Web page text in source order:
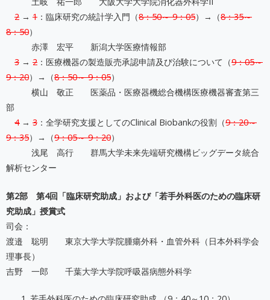
2 → 1 ：臨床研究の統計学入門（8：50～ 9：05）→（8：35～
8：50）
赤澤 宏平 新潟大学医療情報部
3 → 2 ：医療機器の製造販売承認申請及び治験について（9：05～
9：20）→（8：50～ 9：05）
横山 敬正 医薬品・医療器機総合機構医療機器審査第三
部
4→ 3 ：全学研究支援としてのClinical Biobankの役割（9：20～
9：35）→（9：05～ 9：20）
浅尾 高行 群馬大学未来先端研究機構ビッグデータ統合
解析センター
第2部 第4回「臨床研究助成」および「若手外科医のための臨床研
究助成」授賞式
司会：
渡邉 聡明 東京大学大学院腫瘍外科・血管外科（日本外科学会
理事長）
吉野 一郎 千葉大学大学院呼吸器病態外科学